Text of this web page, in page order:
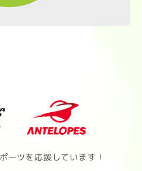
ーツを応援しています！